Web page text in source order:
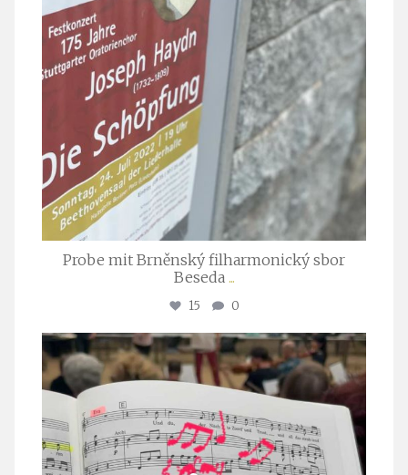
Probe mit Brněnský filharmonický sbor
Beseda ...
15 0
stuttgarter_oratorienchor
Juli 23